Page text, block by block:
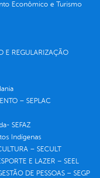
Econômico e Turismo
E REGULARIZAÇÃO
– SEPLAC
SEFAZ
Indígenas
– SECULT
E LAZER – SEEL
DE PESSOAS – SEGP